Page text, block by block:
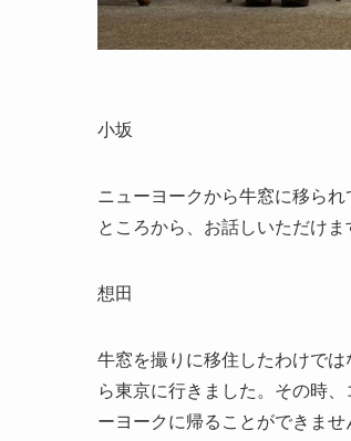
小坂
ニューヨークから牛窓に移ら
ところから、お話しいただけま
想田
牛窓を撮りに移住したわけで
ら東京に行きました。その時
ーヨークに帰ることができま